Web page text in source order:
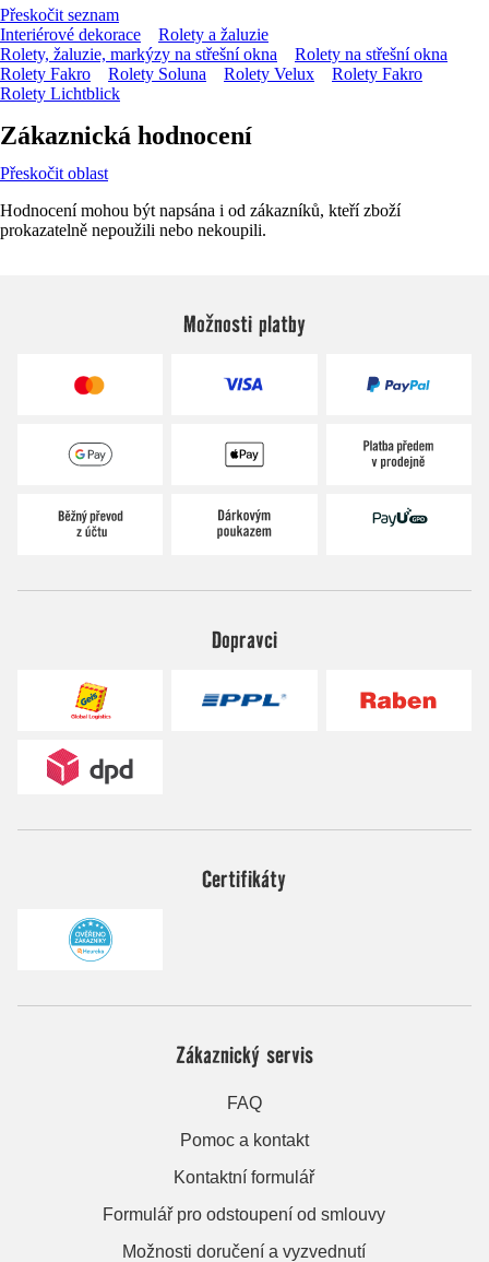
Přeskočit seznam
Interiérové dekorace
Rolety a žaluzie
Rolety, žaluzie, markýzy na střešní okna
Rolety na střešní okna
Rolety Fakro
Rolety Soluna Rolety Velux
Rolety Fakro
Rolety Lichtblick
Zákaznická hodnocení
Přeskočit oblast
Hodnocení mohou být napsána i od zákazníků, kteří zboží
prokazatelně nepoužili nebo nekoupili.
Možnosti platby
Dopravci
Certifikáty
Zákaznický servis
FAQ
Pomoc a kontakt
Kontaktní formulář
Formulář pro odstoupení od smlouvy
Možnosti doručení a vyzvednutí